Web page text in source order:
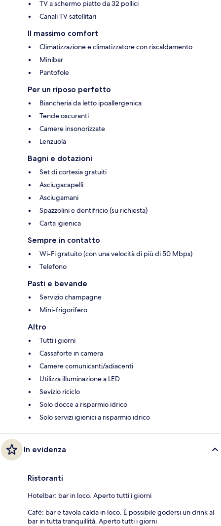
TV a schermo piatto da 32 pollici
Canali TV satellitari
Il massimo comfort
Climatizzazione e climatizzatore con riscaldamento
Minibar
Pantofole
Per un riposo perfetto
Biancheria da letto ipoallergenica
Tende oscuranti
Camere insonorizzate
Lenzuola
Bagni e dotazioni
Set di cortesia gratuiti
Asciugacapelli
Asciugamani
Spazzolini e dentifricio (su richiesta)
Carta igienica
Sempre in contatto
Wi-Fi gratuito (con una velocità di più di 50 Mbps)
Telefono
Pasti e bevande
Servizio champagne
Mini-frigorifero
Altro
Tutti i giorni
Cassaforte in camera
Camere comunicanti/adiacenti
Utilizza illuminazione a LED
Sevizio riciclo
Solo docce a risparmio idrico
Solo servizi igienici a risparmio idrico
In evidenza
Ristoranti
Hotelbar: bar in loco. Aperto tutti i giorni
Café: bar e tavola calda in loco. È possibile godersi un drink al
bar in tutta tranquillità. Aperto tutti i giorni